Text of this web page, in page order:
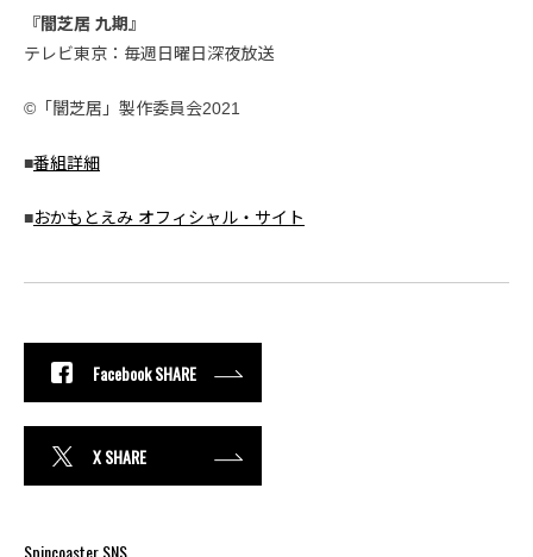
『闇芝居 九期』
テレビ東京：毎週日曜日深夜放送
©「闇芝居」製作委員会2021
■番組詳細
■おかもとえみ オフィシャル・サイト
Facebook SHARE
X SHARE